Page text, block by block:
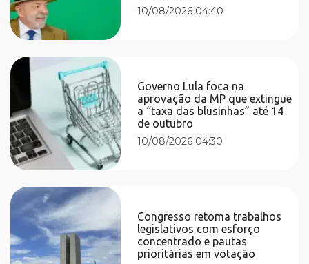
10/08/2026 04:40
Governo Lula foca na
aprovação da MP que extingue
a “taxa das blusinhas” até 14
de outubro
10/08/2026 04:30
Congresso retoma trabalhos
legislativos com esforço
concentrado e pautas
prioritárias em votação